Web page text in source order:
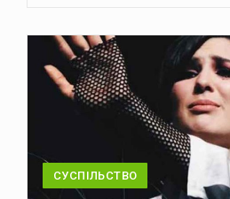
СУСПІЛЬСТВО